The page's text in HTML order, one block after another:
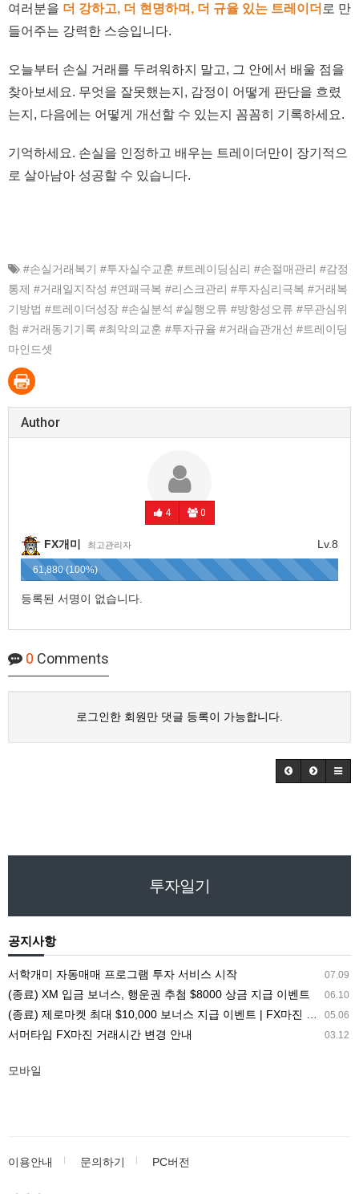
여러분을 더 강하고, 더 현명하며, 더 규율 있는 트레이더 로 만
들어주는 강력한 스승입니다.
오늘부터 손실 거래를 두려워하지 말고, 그 안에서 배울 점을
찾아보세요. 무엇을 잘못했는지, 감정이 어떻게 판단을 흐렸
는지, 다음에는 어떻게 개선할 수 있는지 꼼꼼히 기록하세요.
기억하세요. 손실을 인정하고 배우는 트레이더만이 장기적으
로 살아남아 성공할 수 있습니다.
#손실거래복기 #투자실수교훈 #트레이딩심리 #손절매관리 #감정
통제 #거래일지작성 #연패극복 #리스크관리 #투자심리극복 #거래복
기방법 #트레이더성장 #손실분석 #실행오류 #방향성오류 #무관심위
험 #거래동기기록 #최악의교훈 #투자규율 #거래습관개선 #트레이딩
마인드셋
Author
4 0
Lv.8
FX개미 최고관리자
61,880 (100%)
등록된 서명이 없습니다.
0 Comments
로그인한 회원만 댓글 등록이 가능합니다.
투자일기
공지사항
07.09
서학개미 자동매매 프로그램 투자 서비스 시작
06.10
(종료) XM 입금 보너스, 행운권 추첨 $8000 상금 지급 이벤트
05.06
(종료) 제로마켓 최대 $10,000 보너스 지급 이벤트 | FX마진 해외거래소 ZEROMARKETS
03.12
서머타임 FX마진 거래시간 변경 안내
모바일
이용안내 문의하기 PC버전